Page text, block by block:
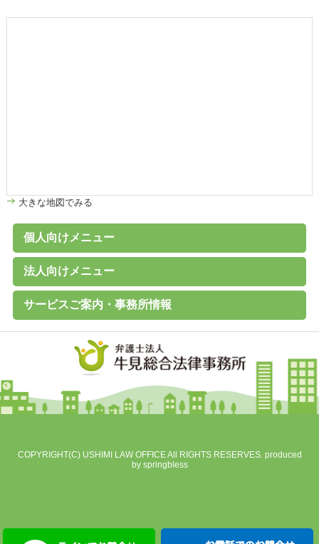
大きな地図でみる
個人向けメニュー
個人のお客様へ
家計診断・ライフプランアドバイス
債務整理（任意整理、個人再生、破産、過払い金の取戻し）
離婚その他家族の問題
高齢者の財産管理（後見、保佐、補助など）
遺言書作成、遺産分割、相続税対策
交通事故、その他各種事故
労働問題
（未払賃金、不当解雇、労災など）
その他の民事事件
刑事事件 （刑事弁護、被害者支援、告訴）
B型肝炎給付金
C型肝炎給付金
石綿（アスベスト）賠償金
破産に関するQ&A
過払い金に関するQ&A
離婚に関するQ&A
交通事故に関するQ&A
法人向けメニュー
法人のお客様へ
経営・法律顧問サービス
従業員支援プログラム（ＥＡＰ）
経営相談、経営計画作成サポートなど
会社設立、株主総会、代表訴訟、その他会社法務一般
売掛金等の与信管理・債権回収
契約書の作成・チェック
人事労務（就業規則、賃金、解雇など）
訴訟・紛争・クレーム
Ｍ＆Ａ・各種提携、事業承継
事業再生・倒産（民事再生、破産、特別清算）
サービスご案内・事務所情報
事務所案内
基本理念
初回相談（平日）無料
費用見積り無料
料金一覧
よくあるご質問
お客様の声
メールマガジン無料登録
講演・セミナー実績
対応エリア
採用情報
地図
個人情報保護方針
COPYRIGHT(C) USHIMI LAW OFFICE All RIGHTS RESERVES. produced
by springbless